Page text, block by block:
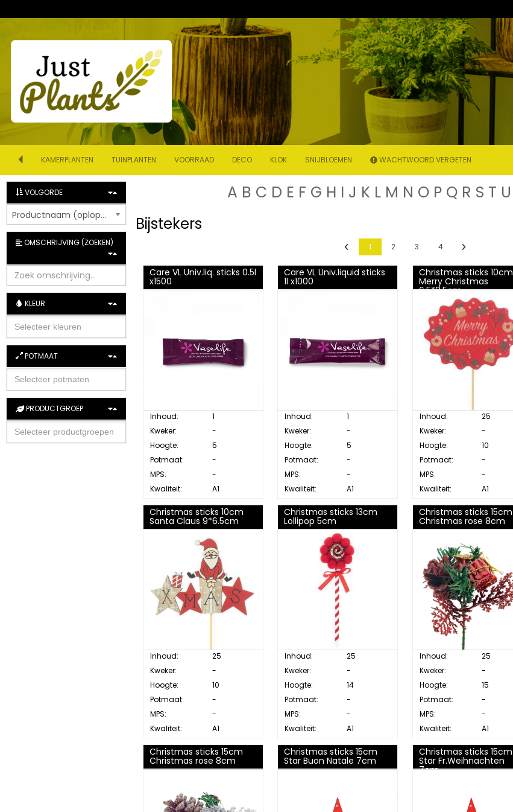
KAMERPLANTEN TUINPLANTEN VOORRAAD DECO KLOK SNIJBLOEMEN WACHTWOORD VERGETEN
A B C D E F G H I J K L M N O P Q R S T U
Bijstekers
Previous
1 2 3 4 Next
Care VL Univ.liq. sticks 0.5l
x1500
Inhoud:
1
Kweker:
-
Hoogte:
5
Potmaat:
-
MPS:
-
Kwaliteit:
A1
Care VL Univ.liquid sticks
1l x1000
Inhoud:
1
Kweker:
-
Hoogte:
5
Potmaat:
-
MPS:
-
Kwaliteit:
A1
Christmas sticks 10cm
Merry Christmas
6.5*8.5cm
Inhoud:
25
Kweker:
-
Hoogte:
10
Potmaat:
-
MPS:
-
Kwaliteit:
A1
Christmas sticks 10cm
Santa Claus 9*6.5cm
Inhoud:
25
Kweker:
-
Hoogte:
10
Potmaat:
-
MPS:
-
Kwaliteit:
A1
Christmas sticks 13cm
Lollipop 5cm
Inhoud:
25
Kweker:
-
Hoogte:
14
Potmaat:
-
MPS:
-
Kwaliteit:
A1
Christmas sticks 15cm
Christmas rose 8cm
Inhoud:
25
Kweker:
-
Hoogte:
15
Potmaat:
-
MPS:
-
Kwaliteit:
A1
Christmas sticks 15cm
Christmas rose 8cm
Christmas sticks 15cm
Star Buon Natale 7cm
Christmas sticks 15cm
Star Fr.Weihnachten
7cm
VOLGORDE
Productnaam (oplopend)
OMSCHRIJVING (ZOEKEN)
KLEUR
POTMAAT
PRODUCTGROEP